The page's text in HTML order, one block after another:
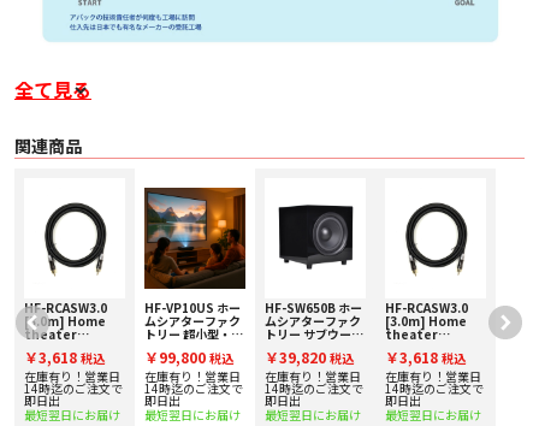
DENONの高音質サウンドバー「DHT-S218」にホームシア
ターファクトリーの高画質4K UHD BDソフト「4K Great
View」がセットになったスペシャルパッケージセット！
通常税込売価 8,800円の高画質4Kソフトが付いて超お買い
得！！
全て見る
関連商品
HF-RCASW3.0
[3.0m] Home
theater
produced by
avac [ホームシア
ターファクトリ
ー] サブウーファ
ーケーブル
￥3,618 税込
在庫有り！営業日
14時迄のご注文で
即日出
最短翌日にお届け
HF-VP10US ホー
ムシアターファク
トリー 超小型・超
ター 下取り査定額
20%アップ実施
中！
￥99,800 税込
在庫有り！営業日
14時迄のご注文で
即日出
最短翌日にお届け
HF-SW650B ホー
ムシアターファク
トリー サブウーフ
20%アップ実施
中！
￥39,820 税込
在庫有り！営業日
14時迄のご注文で
即日出
最短翌日にお届け
HF-RCASW3.0
[3.0m] Home
theater
produced by
avac [ホームシア
ターファクトリ
ー] サブウーファ
ーケーブル
￥3,618 税込
在庫有り！営業日
14時迄のご注文で
即日出
最短翌日にお届け